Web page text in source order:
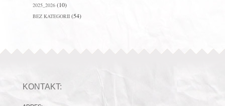
2025_2026(10)
BEZ KATEGORII(54)
KONTAKT: